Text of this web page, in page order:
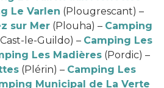
Le Varlen (Plougrescant) –
sur Mer (Plouha) – Camping
le-Guildo) – Camping Les
Les Madières (Pordic) –
(Plérin) – Camping Les
Municipal de La Verte